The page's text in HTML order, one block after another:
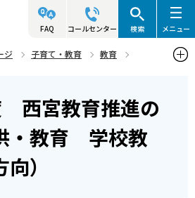
FAQ コールセンター 検索 メニュー
ジ 子育て・教育
教育
方向（子供・教育 学校教育推進の方
西宮教育推進の
・教育 学校教
）